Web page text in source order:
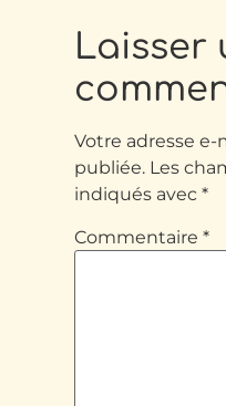
Laisser
Votre adresse e-
publiée. Les
indiqués avec*
Commentaire*